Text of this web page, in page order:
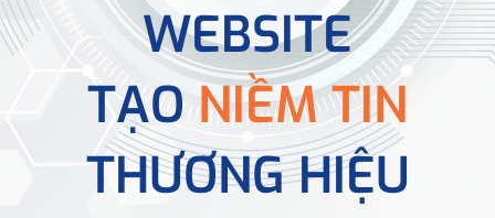
WEBSITE
TẠONIỀM TIN
THƯƠNG HIỆU